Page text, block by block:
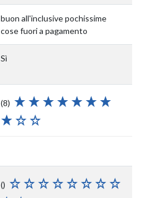
buon all'inclusive pochissime
cose fuori a pagamento
Sì
(8)
()